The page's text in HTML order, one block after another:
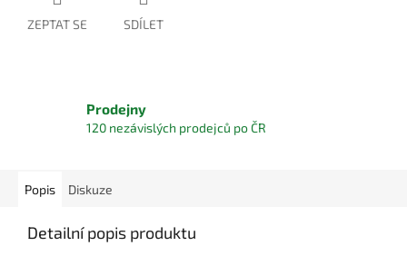
ZEPTAT SE SDÍLET
Prodejny
120 nezávislých prodejců po ČR
Popis Diskuze
Detailní popis produktu